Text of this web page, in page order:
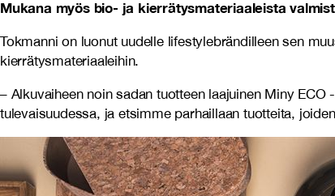
Mukana myös bio- ja kierrätysmateriaaleista
Tokmanni on luonut uudelle lifestylebrändilleen sen
kierrätysmateriaaleihin.
– Alkuvaiheen noin sadan tuotteen laajuinen Miny
tulevaisuudessa, ja etsimme parhaillaan tuotteita,